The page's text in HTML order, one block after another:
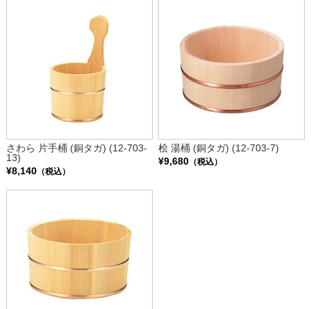
さわら 片手桶 (銅タガ) (12-703-
13)
¥8,140（税込）
桧 湯桶 (銅タガ) (12-703-7)
¥9,680 （税込）